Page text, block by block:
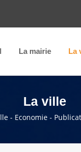
La mairie La
La ville
- Economie -